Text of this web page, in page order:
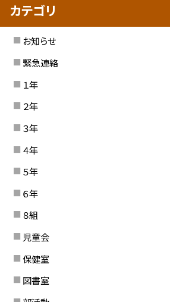
カテゴリ
お知らせ
緊急連絡
１年
２年
３年
４年
５年
６年
８組
児童会
保健室
図書室